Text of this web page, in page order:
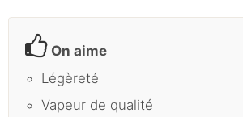
On aime
Légèreté
Vapeur de qualité